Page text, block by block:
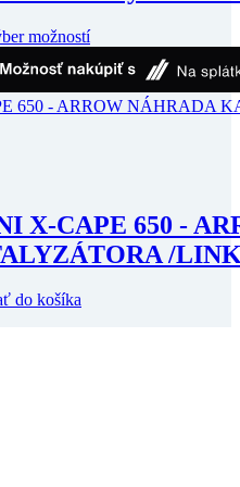
možnostíTento
má
viacero
variantov.
stránke
produktu.
X-CAPE 650 -
/
do košíka